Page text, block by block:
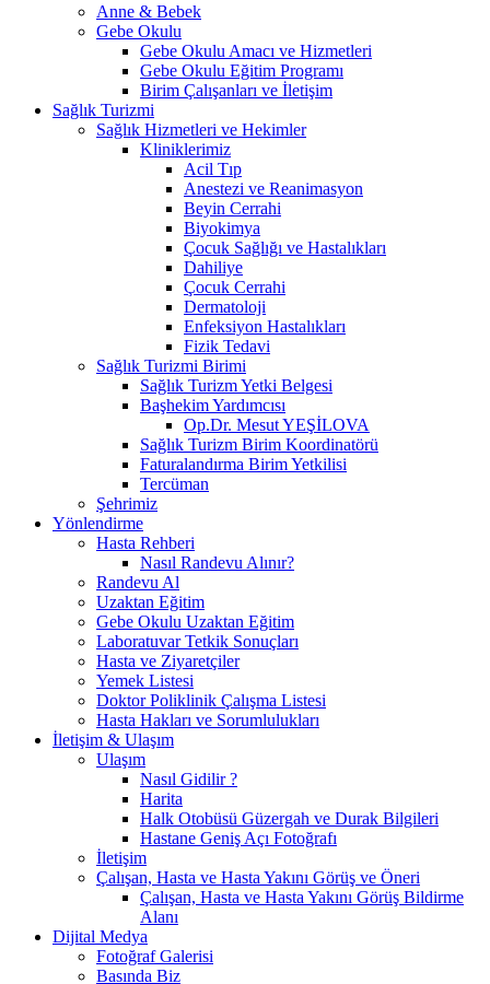
Anne & Bebek
Gebe Okulu
Gebe Okulu Amacı ve Hizmetleri
Gebe Okulu Eğitim Programı
Birim Çalışanları ve İletişim
Sağlık Turizmi
Sağlık Hizmetleri ve Hekimler
Kliniklerimiz
Acil Tıp
Anestezi ve Reanimasyon
Beyin Cerrahi
Biyokimya
Çocuk Sağlığı ve Hastalıkları
Dahiliye
Çocuk Cerrahi
Dermatoloji
Enfeksiyon Hastalıkları
Fizik Tedavi
Sağlık Turizmi Birimi
Sağlık Turizm Yetki Belgesi
Başhekim Yardımcısı
Op.Dr. Mesut YEŞİLOVA
Sağlık Turizm Birim Koordinatörü
Faturalandırma Birim Yetkilisi
Tercüman
Şehrimiz
Yönlendirme
Hasta Rehberi
Nasıl Randevu Alınır?
Randevu Al
Uzaktan Eğitim
Gebe Okulu Uzaktan Eğitim
Laboratuvar Tetkik Sonuçları
Hasta ve Ziyaretçiler
Yemek Listesi
Doktor Poliklinik Çalışma Listesi
Hasta Hakları ve Sorumlulukları
İletişim & Ulaşım
Ulaşım
Nasıl Gidilir ?
Harita
Halk Otobüsü Güzergah ve Durak Bilgileri
Hastane Geniş Açı Fotoğrafı
İletişim
Çalışan, Hasta ve Hasta Yakını Görüş ve Öneri
Çalışan, Hasta ve Hasta Yakını Görüş Bildirme
Alanı
Dijital Medya
Fotoğraf Galerisi
Basında Biz